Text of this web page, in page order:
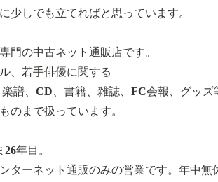
少しでも立てればと思っています。
門の中古ネット通販店です。
、若手俳優に関する
譜、CD、書籍、雑誌、FC会報、グッズ
のまで扱っています。
年目。
ターネット通販のみの営業です。年中無